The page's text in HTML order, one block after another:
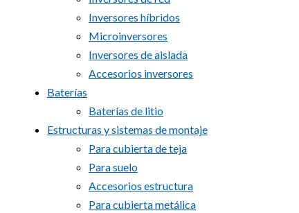
Inversores híbridos
Microinversores
Inversores de aislada
Accesorios inversores
Baterías
Baterías de litio
Estructuras y sistemas de montaje
Para cubierta de teja
Para suelo
Accesorios estructura
Para cubierta metálica